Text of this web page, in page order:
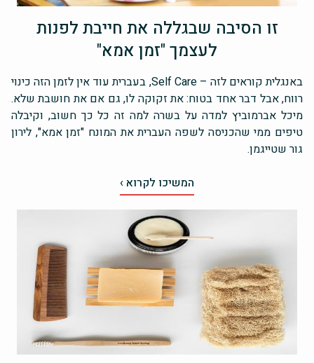
זו הסיבה שבגללה את חייבת לפנות
לעצמך "זמן אמא"
באנגלית קוראים לזה – Self Care, בעברית עוד אין לזמן הזה כינוי
רווח, אבל דבר אחד בטוח: את זקוקה לו, גם אם את חושבת שלא.
מיכל אברמוביץ למדה על בשרה למה זה כל כך חשוב, וקיבלה
טיפים ממי שהכניסה לשפה העברית את המונח "זמן אמא", לירון
גור שטייגמן.
המשיכו לקרוא ›